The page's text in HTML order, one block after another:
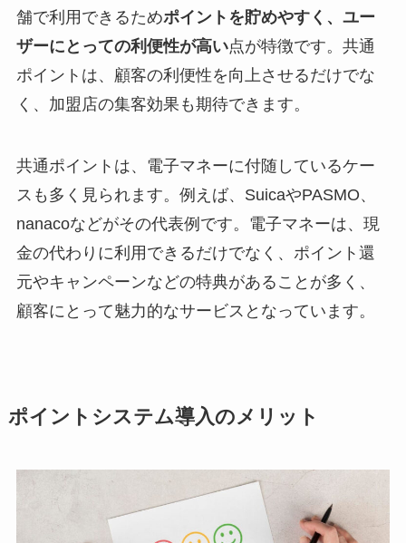
舗で利用できるためポイントを貯めやすく、ユー
ザーにとっての利便性が高い点が特徴です。共通
ポイントは、顧客の利便性を向上させるだけでな
く、加盟店の集客効果も期待できます。
共通ポイントは、電子マネーに付随しているケー
スも多く見られます。例えば、SuicaやPASMO、
nanacoなどがその代表例です。電子マネーは、現
金の代わりに利用できるだけでなく、ポイント還
元やキャンペーンなどの特典があることが多く、
顧客にとって魅力的なサービスとなっています。
ポイントシステム導入のメリット